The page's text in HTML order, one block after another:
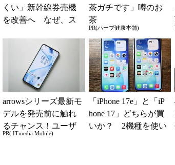
くい」新幹線券売機
を改善へ なぜ、ス
の最短1分購入」を実
茶ガチです」噂のお
茶
PR(ハーブ健康本舗)
arrowsシリーズ最新モ
デルを発売前に触れ
るチャンス！ユーザ
ー座談会開催
PR( ITmedia Mobile)
「iPhone 17e」と「iP
hone 17」どちらが買
いか？ 2機種を使い